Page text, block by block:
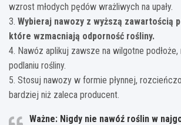
wzrost młodych pędów wrażliwych na upały.
3. Wybieraj nawozy z wyższą zawartością
które wzmacniają odporność rośliny.
4. Nawóz aplikuj zawsze na wilgotne
podlaniu rośliny.
5. Stosuj nawozy w formie płynnej,
bardziej niż zaleca producent.
Ważne: Nigdy nie nawóź roślin w